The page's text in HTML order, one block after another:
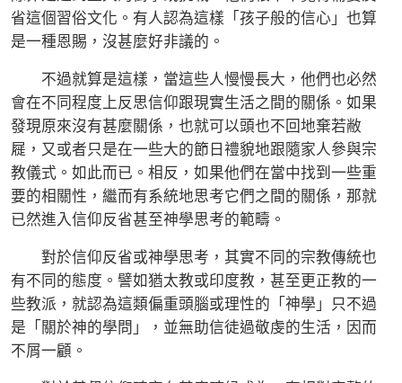
省這個習俗文化。有人認為這樣「孩子般的信心」也算
是一種恩賜，沒甚麼好非議的。
不過就算是這樣，當這些人慢慢長大，他們也必然
會在不同程度上反思信仰跟現實生活之間的關係。如果
發現原來沒有甚麼關係，也就可以頭也不回地棄若敝
屣，又或者只是在一些大的節日禮貌地跟隨家人參與宗
教儀式。如此而已。相反，如果他們在當中找到一些重
要的相關性，繼而有系統地思考它們之間的關係，那就
已然進入信仰反省甚至神學思考的範疇。
對於信仰反省或神學思考，其實不同的宗教傳統也
有不同的態度。譬如猶太教或印度教，甚至更正教的一
些教派，就認為這類偏重頭腦或理性的「神學」只不過
是「關於神的學問」，並無助信徒過敬虔的生活，因而
不屑一顧。